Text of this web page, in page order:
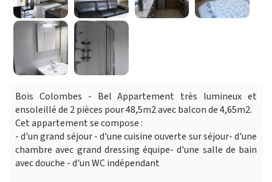
Bois Colombes - Bel Appartement très lumineux et
ensoleillé de 2 pièces pour 48,5m2 avec balcon de 4,65m2.
Cet appartement se compose :
- d'un grand séjour - d'une cuisine ouverte sur séjour- d'une
chambre avec grand dressing équipe- d'une salle de bain
avec douche - d'un WC indépendant